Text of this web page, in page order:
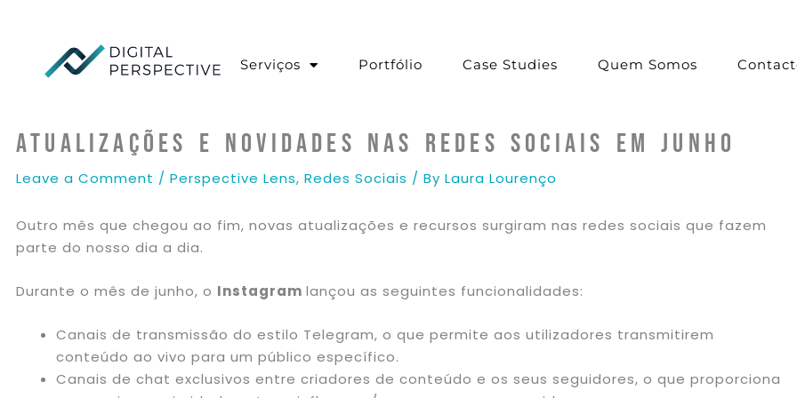
content
Serviços Portfólio Case Studies Quem Somos
Atualizações e Novidades nas Redes Sociais em Junho
Leave a Comment / Perspective Lens, Redes Sociais / By Laura Lourenço
Outro mês que chegou ao fim, novas atualizações e recursos surgiram nas redes sociais que fazem
parte do nosso dia a dia.
Durante o mês de junho, o Instagram lançou as seguintes funcionalidades:
Canais de transmissão do estilo Telegram, o que permite aos utilizadores transmitirem
conteúdo ao vivo para um público específico.
Canais de chat exclusivos entre criadores de conteúdo e os seus seguidores, o que proporciona